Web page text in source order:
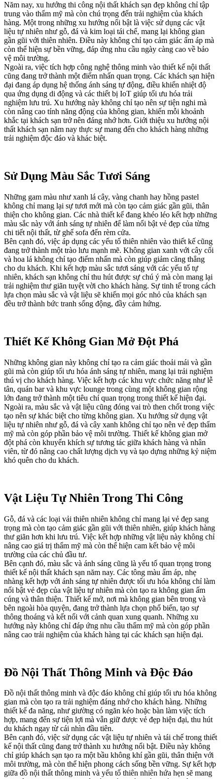
Năm nay, xu hướng thi công nội thất khách sạn đẹp không chỉ tập
trung vào thẩm mỹ mà còn chú trọng đến trải nghiệm của khách
hàng. Một trong những xu hướng nổi bật là việc sử dụng các vật
liệu tự nhiên như gỗ, đá và kim loại tái chế, mang lại không gian
gần gũi với thiên nhiên. Điều này không chỉ tạo cảm giác ấm áp mà
còn thể hiện sự bền vững, đáp ứng nhu cầu ngày càng cao về bảo
vệ môi trường.
Ngoài ra, việc tích hợp công nghệ thông minh vào thiết kế nội thất
cũng đang trở thành một điểm nhấn quan trọng. Các khách sạn hiện
đại đang áp dụng hệ thống ánh sáng tự động, điều khiển nhiệt độ
qua ứng dụng di động và các thiết bị IoT giúp tối ưu hóa trải
nghiệm lưu trú. Xu hướng này không chỉ tạo nên sự tiện nghi mà
còn nâng cao tính năng động của không gian, khiến mỗi khoảnh
khắc tại khách sạn trở nên đáng nhớ hơn. Giới thiệu xu hướng nội
thất khách sạn năm nay thực sự mang đến cho khách hàng những
trải nghiệm độc đáo và khác biệt.
Sử Dụng Màu Sắc Tươi Sáng
Những gam màu như xanh lá cây, vàng chanh hay hồng pastel
không chỉ mang lại sự tươi mới mà còn tạo cảm giác gần gũi, thân
thiện cho không gian. Các nhà thiết kế đang khéo léo kết hợp những
màu sắc này với ánh sáng tự nhiên để làm nổi bật vẻ đẹp của từng
chi tiết nội thất, từ ghế sofa đến rèm cửa.
Bên cạnh đó, việc áp dụng các yếu tố thiên nhiên vào thiết kế cũng
đang trở thành một trào lưu mạnh mẽ. Không gian xanh với cây cối
và hoa lá không chỉ tạo điểm nhấn mà còn giúp giảm căng thẳng
cho du khách. Khi kết hợp màu sắc tươi sáng với các yếu tố tự
nhiên, khách sạn không chỉ thu hút được sự chú ý mà còn mang lại
trải nghiệm thư giãn tuyệt vời cho khách hàng. Sự tinh tế trong cách
lựa chọn màu sắc và vật liệu sẽ khiến mọi góc nhỏ của khách sạn
đều trở thành bức tranh sống động, đầy cảm hứng.
Thiết Kế Không Gian Mở Đột Phá
Những không gian này không chỉ tạo ra cảm giác thoải mái và gần
gũi mà còn giúp tối ưu hóa ánh sáng tự nhiên, mang lại trải nghiệm
thú vị cho khách hàng. Việc kết hợp các khu vực chức năng như lễ
tân, quán bar và khu vực lounge trong cùng một không gian rộng
lớn đang trở thành một tiêu chí quan trọng trong thiết kế hiện đại.
Ngoài ra, màu sắc và vật liệu cũng đóng vai trò then chốt trong việc
tạo nên sự khác biệt cho từng không gian. Xu hướng sử dụng vật
liệu tự nhiên như gỗ, đá và cây xanh không chỉ tạo nên vẻ đẹp thẩm
mỹ mà còn góp phần bảo vệ môi trường. Thiết kế không gian mở
đột phá còn khuyến khích sự tương tác giữa khách hàng và nhân
viên, từ đó nâng cao chất lượng dịch vụ và tạo dựng những kỷ niệm
khó quên cho du khách.
Vật Liệu Tự Nhiên Trong Thi Công
Gỗ, đá và các loại vải thiên nhiên không chỉ mang lại vẻ đẹp sang
trọng mà còn tạo cảm giác gần gũi với thiên nhiên, giúp khách hàng
thư giãn hơn khi lưu trú. Việc kết hợp những vật liệu này không chỉ
nâng cao giá trị thẩm mỹ mà còn thể hiện cam kết bảo vệ môi
trường của các chủ đầu tư.
Bên cạnh đó, màu sắc và ánh sáng cũng là yếu tố quan trọng trong
thiết kế nội thất khách sạn năm nay. Các tông màu ấm áp, nhẹ
nhàng kết hợp với ánh sáng tự nhiên được tối ưu hóa không chỉ làm
nổi bật vẻ đẹp của vật liệu tự nhiên mà còn tạo ra không gian ấm
cúng và thân thiện. Thiết kế mở, nơi mà không gian bên trong và
bên ngoài hòa quyện, đang trở thành lựa chọn phổ biến, tạo sự
thông thoáng và kết nối với cảnh quan xung quanh. Những xu
hướng này không chỉ đáp ứng nhu cầu thẩm mỹ mà còn góp phần
nâng cao trải nghiệm của khách hàng tại các khách sạn hiện đại.
Đồ Nội Thất Thông Minh và Độc Đáo
Đồ nội thất thông minh và độc đáo không chỉ giúp tối ưu hóa không
gian mà còn tạo ra trải nghiệm đáng nhớ cho khách hàng. Những
thiết kế đa năng, như giường có ngăn kéo hoặc bàn làm việc tích
hợp, mang đến sự tiện lợi mà vẫn giữ được vẻ đẹp hiện đại, thu hút
du khách ngay từ cái nhìn đầu tiên.
Bên cạnh đó, việc sử dụng các vật liệu tự nhiên và tái chế trong thiết
kế nội thất cũng đang trở thành xu hướng nổi bật. Điều này không
chỉ giúp khách sạn tạo ra một bầu không khí gần gũi, thân thiện với
môi trường, mà còn thể hiện phong cách sống bền vững. Sự kết hợp
giữa đồ nội thất thông minh và yếu tố thiên nhiên hứa hẹn sẽ mang